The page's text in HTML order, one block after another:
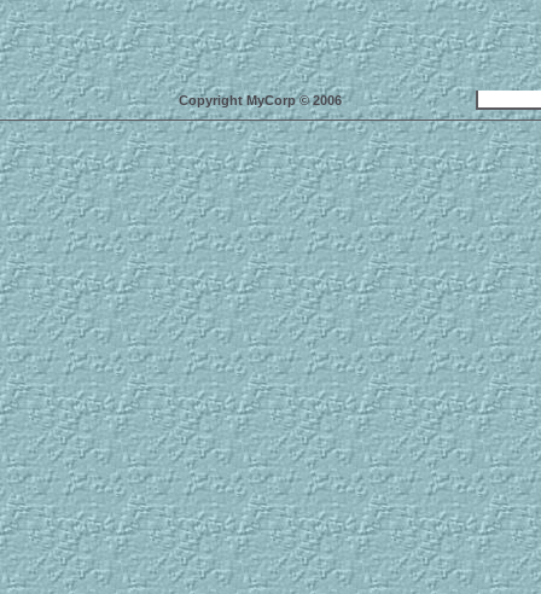
Copyright MyCorp © 2006